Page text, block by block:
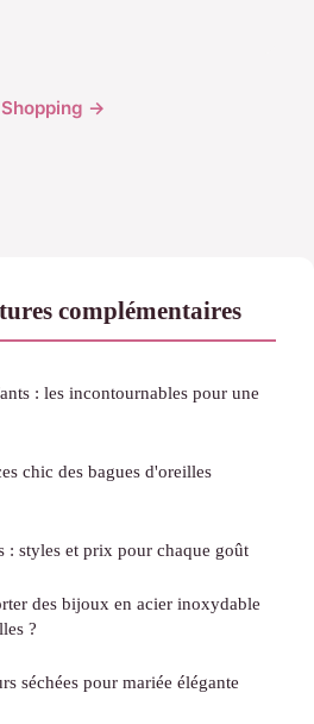
→
complémentaires
: les incontournables pour une
chic des bagues d'oreilles
: styles et prix pour chaque goût
des bijoux en acier inoxydable
?
séchées pour mariée élégante